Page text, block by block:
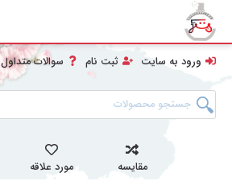
ورود به سایت ثبت نام سوالات متداول
مقایسه مورد علاقه